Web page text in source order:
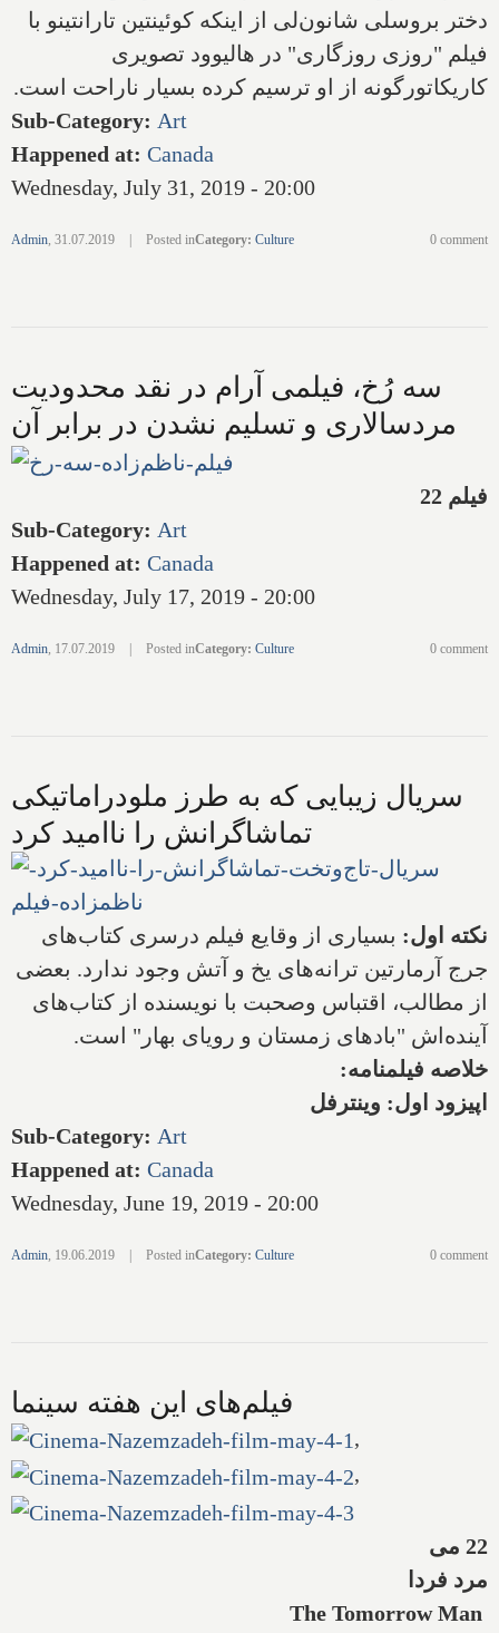
دختر بروسلی شانون‌لی از اینکه کوئینتین تارانتینو با
فیلم "روزی روزگاری" در هالیوود تصویری
کاریکاتورگونه از او ترسیم کرده بسیار ناراحت است.
Sub-Category: Art
Happened at: Canada
Wednesday, July 31, 2019 - 20:00
Admin, 31.07.2019 Posted inCategory: Culture 0 comment
سه رُخ، فیلمی آرام در نقد محدودیت
مردسالاری و تسلیم نشدن در برابر آن
فیلم 22
Sub-Category: Art
Happened at: Canada
Wednesday, July 17, 2019 - 20:00
Admin, 17.07.2019 | Posted inCategory: Culture 0 comment
سریال زیبایی که به طرز ملودراماتیکی
تماشاگرانش را ناامید کرد
نکته اول: بسیاری از وقایع فیلم درسری کتاب‌های
جرج آرمارتین ترانه‌های یخ و آتش وجود ندارد. بعضی
از مطالب، اقتباس وصحبت با نویسنده از کتاب‌های
آینده‌اش "بادهای زمستان و رویای بهار" است.
خلاصه فیلمنامه:
اپیزود اول: وینترفل
Sub-Category: Art
Happened at: Canada
Wednesday, June 19, 2019 - 20:00
Admin, 19.06.2019 | Posted inCategory: Culture 0 comment
فیلم‌های این هفته سینما
,
,
22 می
مرد فردا
The Tomorrow Man